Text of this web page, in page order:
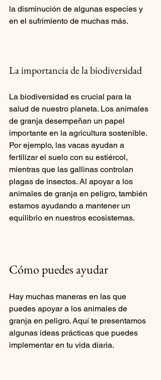
la disminución de algunas especies y
en el sufrimiento de muchas más.
La importancia de la biodiversidad
La biodiversidad es crucial para la
salud de nuestro planeta. Los animales
de granja desempeñan un papel
importante en la agricultura sostenible.
Por ejemplo, las vacas ayudan a
fertilizar el suelo con su estiércol,
mientras que las gallinas controlan
plagas de insectos. Al apoyar a los
animales de granja en peligro, también
estamos ayudando a mantener un
equilibrio en nuestros ecosistemas.
Cómo puedes ayudar
Hay muchas maneras en las que
puedes apoyar a los animales de
granja en peligro. Aquí te presentamos
algunas ideas prácticas que puedes
implementar en tu vida diaria.